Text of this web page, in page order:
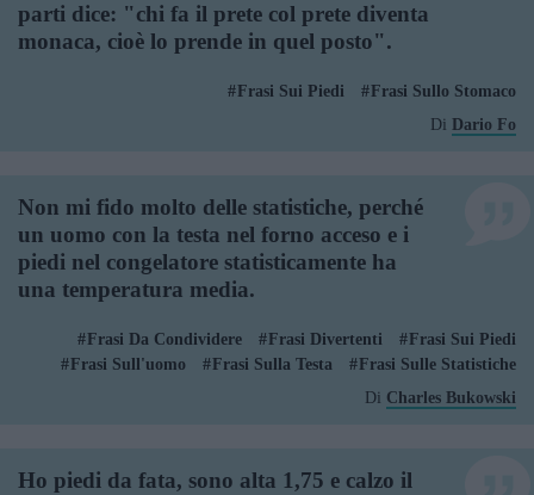
parti dice: "chi fa il prete col prete diventa
monaca, cioè lo prende in quel posto".
Frasi Sui Piedi
Frasi Sullo Stomaco
Di Dario Fo
Non mi fido molto delle statistiche, perché
un uomo con la testa nel forno acceso e i
piedi nel congelatore statisticamente ha
una temperatura media.
Frasi Da Condividere Frasi Divertenti
Frasi Sui Piedi
Frasi Sull'uomo
Frasi Sulla Testa
Frasi Sulle Statistiche
Di Charles Bukowski
Ho piedi da fata, sono alta 1,75 e calzo il